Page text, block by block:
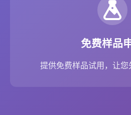
免费样品
提供免费样品试用，让